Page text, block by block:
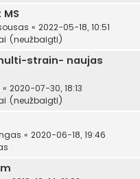
« 2022-05-18, 10:51
(neužbaigti)
strain- naujas
« 2020-07-30, 18:13
(neužbaigti)
« 2020-06-18, 19:46